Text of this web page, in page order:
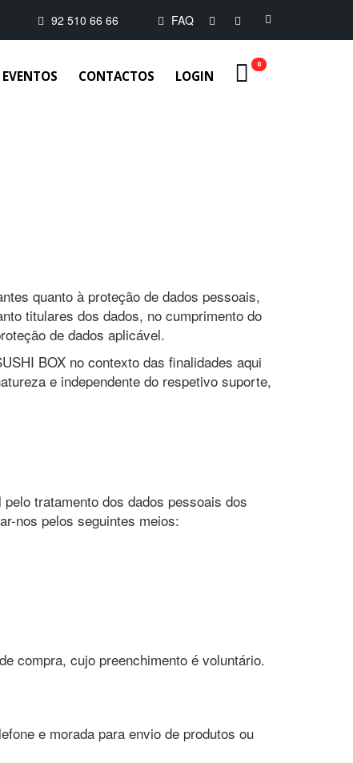
92 510 66 66 FAQ
EVENTOS CONTACTOS LOGIN
quanto à proteção de dados pessoais,
titulares dos dados, no cumprimento do
de dados aplicável.
BOX no contexto das finalidades aqui
e independente do respetivo suporte,
tratamento dos dados pessoais dos
nos pelos seguintes meios:
compra, cujo preenchimento é voluntário.
e morada para envio de produtos ou